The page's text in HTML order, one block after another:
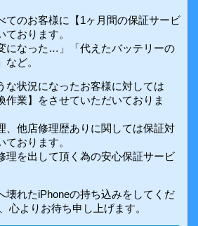
てのお客様に【1ヶ月間の保証サービ
おります。
になった…」「代えたバッテリーの
ど。
な状況になったお客様に対しては
作業】をさせていただいておりま
、他店修理歴ありに関しては保証対
おります。
理を出して頂く為の安心保証サービ
壊れたiPhoneの持ち込みをしてくだ
心よりお待ち申し上げます。